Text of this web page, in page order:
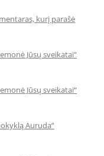
kurį parašė
Jūsų sveikatai“
Jūsų sveikatai“
Auruda“